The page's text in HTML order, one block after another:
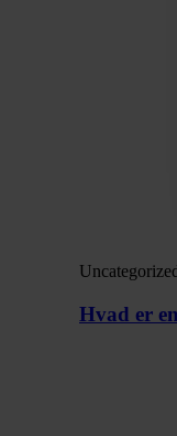
Hvad er